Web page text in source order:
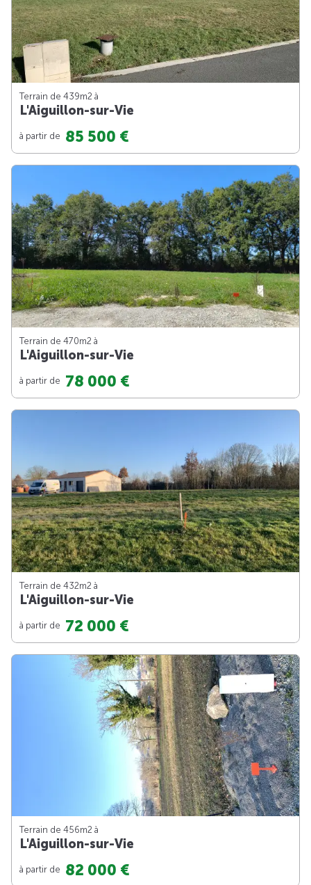
Terrain de 439m2 à
L'Aiguillon-sur-Vie
à partir de 85 500 €
Terrain de 470m2 à
L'Aiguillon-sur-Vie
à partir de 78 000 €
Terrain de 432m2 à
L'Aiguillon-sur-Vie
à partir de 72 000 €
Terrain de 456m2 à
L'Aiguillon-sur-Vie
à partir de 82 000 €